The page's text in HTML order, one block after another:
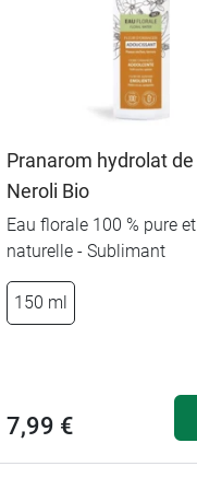
Pranarom hydrolat de
Neroli Bio
Eau florale 100 % pure et
naturelle - Sublimant
150 ml
7,99 €